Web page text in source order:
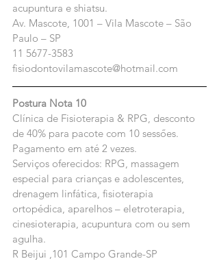
acupuntura e shiatsu.
Av. Mascote, 1001 – Vila Mascote – São
Paulo – SP
11 5677-3583
fisiodontovilamascote@hotmail.com
Postura Nota 10
Clínica de Fisioterapia & RPG, desconto
de 40% para pacote com 10 sessőes.
Pagamento em até 2 vezes.
Serviços oferecidos: RPG, massagem
especial para crianças e adolescentes,
drenagem linfática, fisioterapia
ortopédica, aparelhos – eletroterapia,
cinesioterapia, acupuntura com ou sem
agulha.
R Beijui ,101 Campo Grande-SP